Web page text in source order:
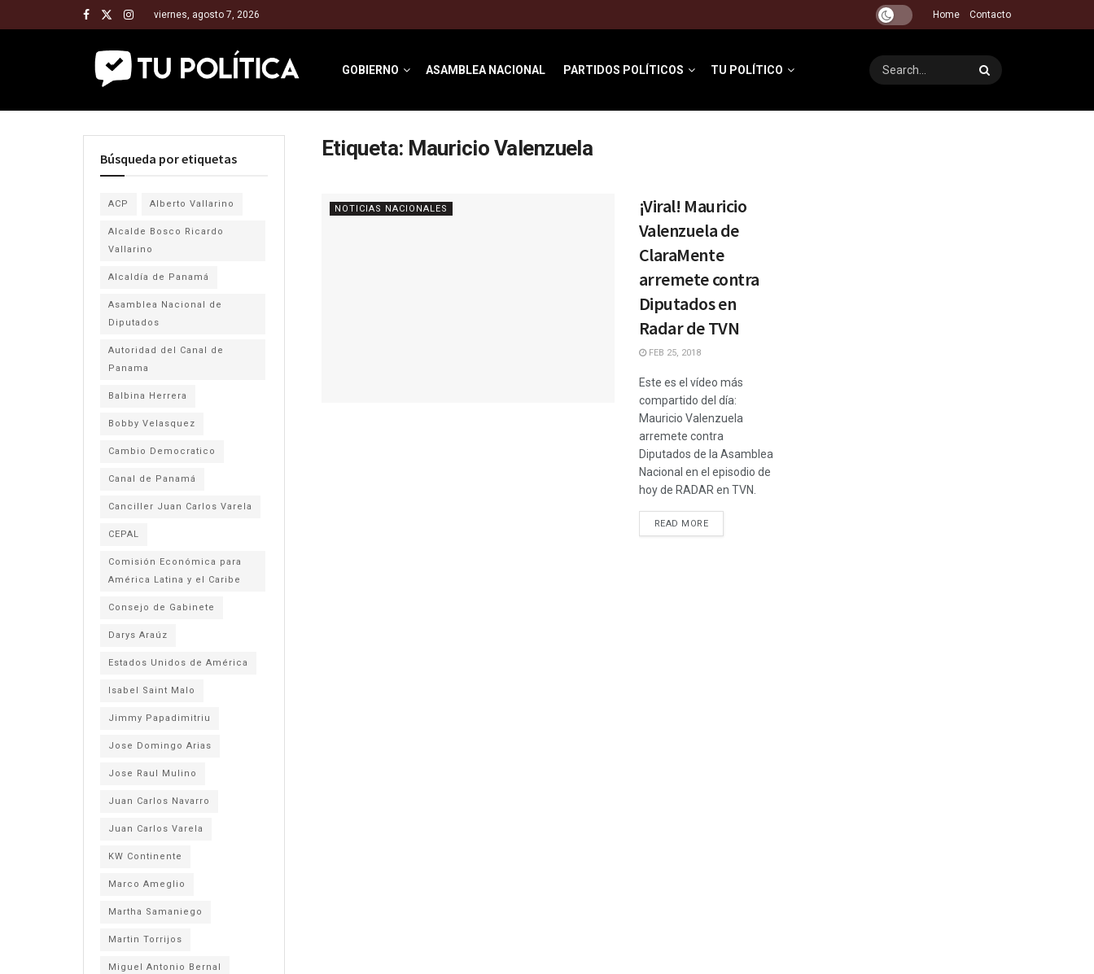
viernes, agosto 7, 2026 Home Contacto
GOBIERNO ASAMBLEA NACIONAL PARTIDOS POLÍTICOS TU POLÍTICO
Etiqueta: Mauricio Valenzuela
NOTICIAS NACIONALES
¡Viral! Mauricio
Valenzuela de
ClaraMente
arremete contra
Diputados en
Radar de TVN
FEB 25, 2018
Este es el vídeo más
compartido del día:
Mauricio Valenzuela
arremete contra
Diputados de la Asamblea
Nacional en el episodio de
hoy de RADAR en TVN.
READ MORE
Búsqueda por etiquetas
ACP Alberto Vallarino
Alcalde Bosco Ricardo
Vallarino
Alcaldía de Panamá
Asamblea Nacional de
Diputados
Autoridad del Canal de
Panama
Balbina Herrera
Bobby Velasquez
Cambio Democratico
Canal de Panamá
Canciller Juan Carlos Varela
CEPAL
Comisión Económica para
América Latina y el Caribe
Consejo de Gabinete
Darys Araúz
Estados Unidos de América
Isabel Saint Malo
Jimmy Papadimitriu
Jose Domingo Arias
Jose Raul Mulino
Juan Carlos Navarro
Juan Carlos Varela
KW Continente
Marco Ameglio
Martha Samaniego
Martin Torrijos
Miguel Antonio Bernal